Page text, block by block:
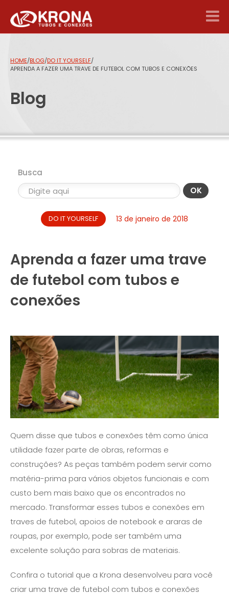
HOME/BLOG/DO IT YOURSELF/
APRENDA A FAZER UMA TRAVE DE FUTEBOL COM TUBOS E CONEXÕES
Blog
Busca
OK
DO IT YOURSELF 13 de janeiro de 2018
Aprenda a fazer uma trave
de futebol com tubos e
conexões
Quem disse que tubos e conexões têm como única
utilidade fazer parte de obras, reformas e
construções? As peças também podem servir como
matéria-prima para vários objetos funcionais e com
custo bem mais baixo que os encontrados no
mercado. Transformar esses tubos e conexões em
traves de futebol, apoios de notebook e araras de
roupas, por exemplo, pode ser também uma
excelente solução para sobras de materiais.
Confira o tutorial que a Krona desenvolveu para você
criar uma trave de futebol com tubos e conexões